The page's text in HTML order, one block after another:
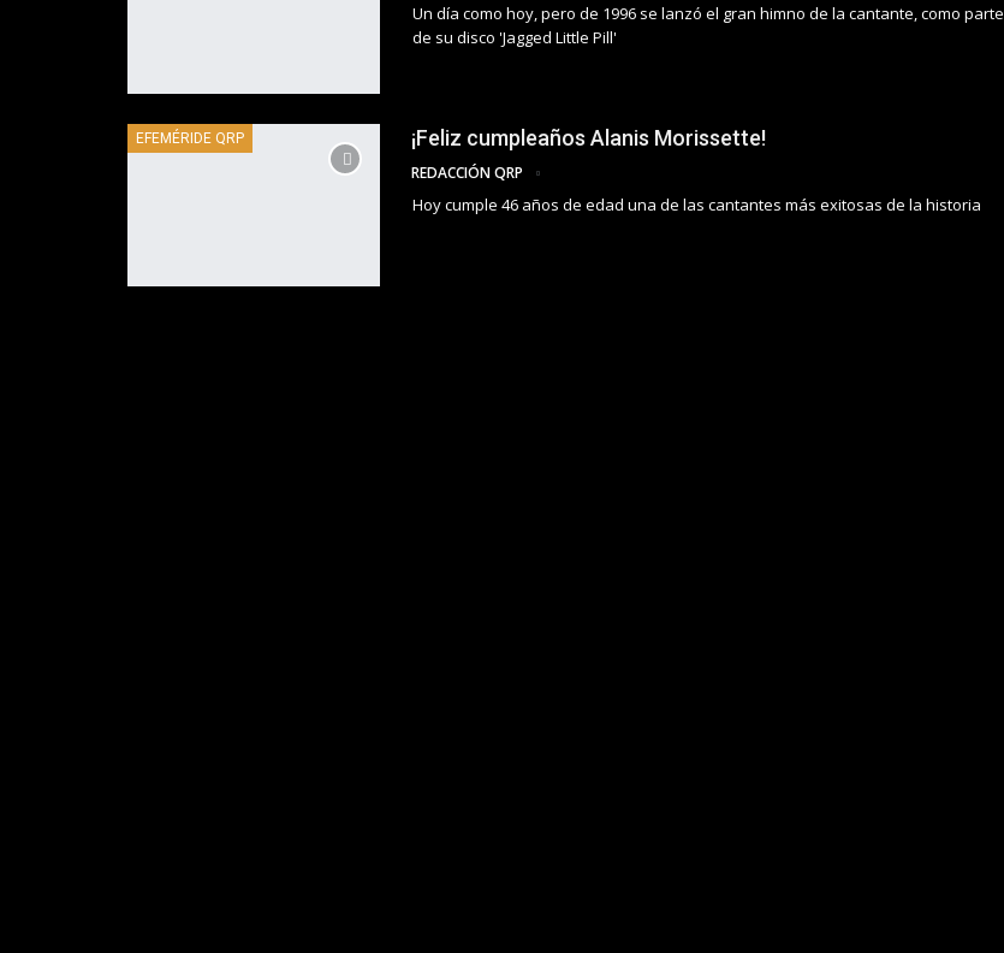
Un día como hoy, pero de 1996 se lanzó el gran himno de la cantante, como parte
de su disco 'Jagged Little Pill'
EFEMÉRIDE QRP ¡Feliz cumpleaños Alanis Morissette!
REDACCIÓN QRP
Hoy cumple 46 años de edad una de las cantantes más exitosas de la historia